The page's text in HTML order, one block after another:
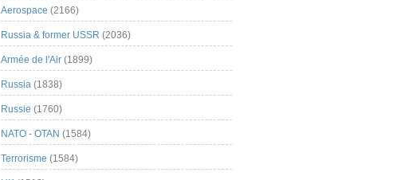
Aerospace (2166)
Russia & former USSR (2036)
Armée de l'Air (1899)
Russia (1838)
Russie (1760)
NATO - OTAN (1584)
Terrorisme (1584)